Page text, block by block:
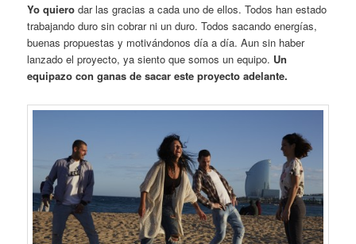
Yo quierodar las gracias a cada uno de ellos. Todos han estado
trabajando duro sin cobrar ni un duro. Todos sacando energías,
buenas propuestas y motivándonos día a día. Aun sin haber
lanzado el proyecto, ya siento que somos un equipo. Un
equipazo con ganas de sacar este proyecto adelante.